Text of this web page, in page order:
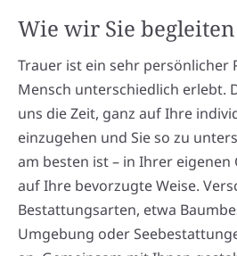
Wie wir Sie begleiten
Trauer ist ein sehr persönlicher
Mensch unterschiedlich erlebt.
uns die Zeit, ganz auf Ihre
einzugehen und Sie so zu
am besten ist – in Ihrer
auf Ihre bevorzugte Weise.
Bestattungsarten, etwa
Umgebung oder